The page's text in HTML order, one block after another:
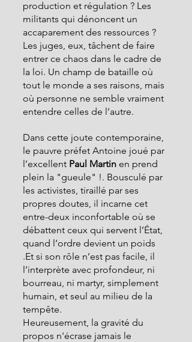
production et régulation ? Les
militants qui dénoncent un
accaparement des ressources ?
Les juges, eux, tâchent de faire
entrer ce chaos dans le cadre de
la loi. Un champ de bataille où
tout le monde a ses raisons, mais
où personne ne semble vraiment
entendre celles de l’autre.
Dans cette joute contemporaine,
le pauvre préfet Antoine joué par
l’excellent Paul Martin en prend
plein la "gueule" !. Bousculé par
les activistes, tiraillé par ses
propres doutes, il incarne cet
entre-deux inconfortable où se
débattent ceux qui servent l’État,
quand l’ordre devient un poids
.Et si son rôle n’est pas facile, il
l’interprète avec profondeur, ni
bourreau, ni martyr, simplement
humain, et seul au milieu de la
tempête.
Heureusement, la gravité du
propos n'écrase jamais le